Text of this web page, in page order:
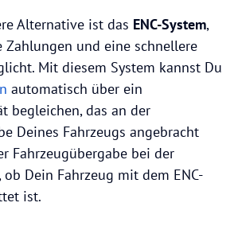
Alternative ist das ENC-System,
Zahlungen und eine schnellere
Mit diesem System kannst Du
automatisch über ein
begleichen, das an der
Deines Fahrzeugs angebracht
Fahrzeugübergabe bei der
ob Dein Fahrzeug mit dem ENC-
ist.